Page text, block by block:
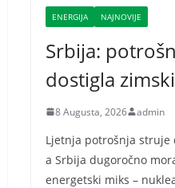
ENERGIJA NAJNOVIJE
Srbija:
dostigla
8 Augusta, 2026 admin
Ljetnja potrošnja struje
a Srbija dugoročno
energetski miks –